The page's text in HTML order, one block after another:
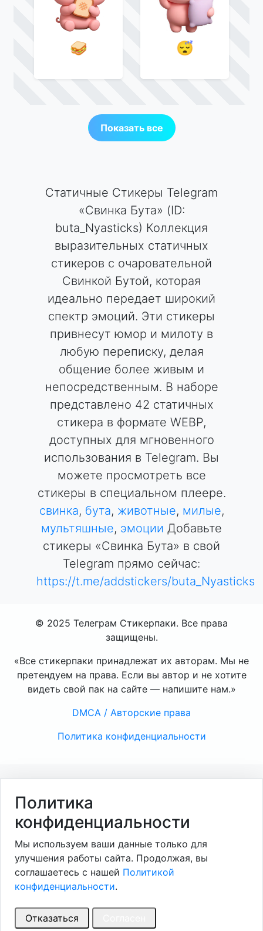
🥪 😴
Показать все
Статичные Стикеры Telegram
«Свинка Бута» (ID:
buta_Nyasticks) Коллекция
выразительных статичных
стикеров с очаровательной
Свинкой Бутой, которая
идеально передает широкий
спектр эмоций. Эти стикеры
привнесут юмор и милоту в
любую переписку, делая
общение более живым и
непосредственным. В наборе
представлено 42 статичных
стикера в формате WEBP,
доступных для мгновенного
использования в Telegram. Вы
можете просмотреть все
стикеры в специальном плеере.
свинка, бута, животные, милые,
мультяшные, эмоции Добавьте
стикеры «Свинка Бута» в свой
Telegram прямо сейчас:
https://t.me/addstickers/buta_Nyasticks
© 2025 Телеграм Стикерпаки. Все права
защищены.
«Все стикерпаки принадлежат их авторам. Мы не
претендуем на права. Если вы автор и не хотите
видеть свой пак на сайте — напишите нам.»
DMCA / Авторские права
Политика конфиденциальности
Политика
конфиденциальности
Мы используем ваши данные только для
улучшения работы сайта. Продолжая, вы
соглашаетесь с нашей Политикой
конфиденциальности.
Отказаться